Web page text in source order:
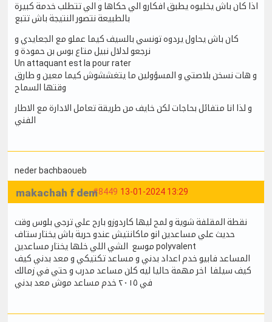
اذا كان باش يخليوه يطبق افكارو الي حكاها و الي تتطلب خدمة كبيرة
بالطبيعة نتصور النتيجة باش تتبع
كان باش يحاول يردوه تونسي بالسيف كيما عملو مع الجعايدي و
نرجعو لدلال نبيل متاع بوس بن حمودة و
Un attaquant est la pour rater
و هات نسخن بلاصتي و المسؤولين ما يتغششوش كيما معين و طارق
وقتها السماح
و لذا انا متفائل بحاجات لكن خايف من طريقة تعامل الادارة مع الاطار
الفني
neder bachbaoueb
#8449 13-01-2024 13:29
makachah f dem
نقطة المقلفة شوية و لمح ليها كاردوزو بارح علي ترجي بلوس وقت
حديث علي مساعدين انو ماكانتيش عندو حرية باش يختار ستاف
موسع الشي اللي خلها يختار مساعدين polyvalent
المساعد فابيو خدم اعداد بدني و مساعد تكتيكي و معد بدني كيف
كيف سيلفا اخر مهمة حاليا ليه كلن مساعد مدرب و حتي في زمالك
في ٢٠١٥ خدم مساعد موش معد بدني